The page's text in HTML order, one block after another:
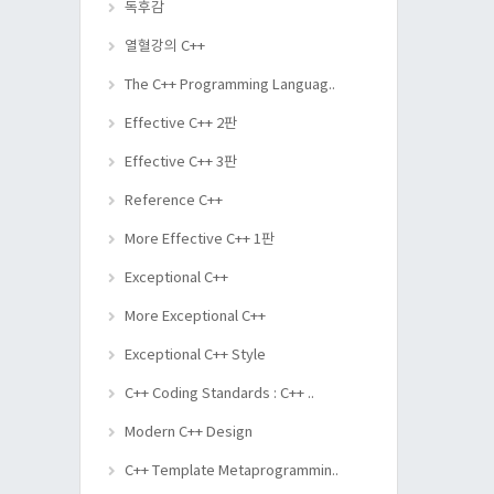
독후감
열혈강의 C++
The C++ Programming Languag..
Effective C++ 2판
Effective C++ 3판
Reference C++
More Effective C++ 1판
Exceptional C++
More Exceptional C++
Exceptional C++ Style
C++ Coding Standards : C++ ..
Modern C++ Design
C++ Template Metaprogrammin..